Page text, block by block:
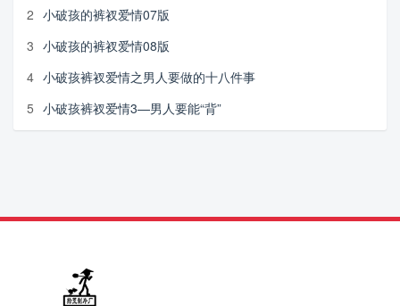
2 小破孩的裤衩爱情07版
3 小破孩的裤衩爱情08版
4 小破孩裤衩爱情之男人要做的十八件事
5 小破孩裤衩爱情3—男人要能“背”